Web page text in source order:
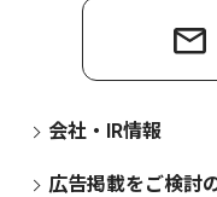
会社・IR情報
広告掲載をご検討